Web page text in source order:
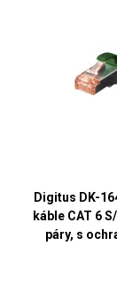
Digitus DK-
káble CAT 6
páry, s